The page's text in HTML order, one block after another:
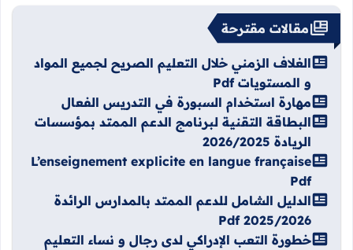
مقالات مقترحة
الغلاف الزمني خلال التعليم الصريح لجميع المواد
و المستويات Pdf
مهارة استخدام السبورة في التدريس الفعال
البطاقة التقنية لبرنامج الدعم الممتد بمؤسسات
الريادة 2026/2025
L’enseignement explicite en langue française
Pdf
الدليل الشامل للدعم الممتد بالمدارس الرائدة
2025/2026 Pdf
خطورة التعب الإدراكي لدى رجال و نساء التعليم